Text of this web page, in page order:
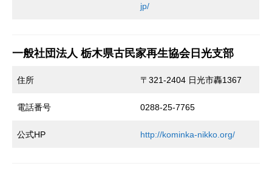
jp/
一般社団法人 栃木県古民家再生協会日光支部
住所 〒321-2404 日光市轟1367
電話番号 0288-25-7765
公式HP http://kominka-nikko.org/